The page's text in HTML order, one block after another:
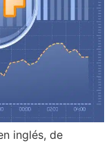
inglés, de